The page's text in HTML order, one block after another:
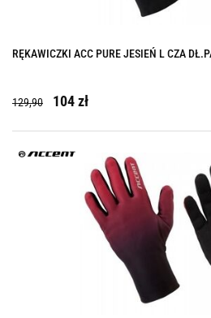
RĘKAWICZKI ACC PURE JESIEŃ L CZA
129,90 104 zł